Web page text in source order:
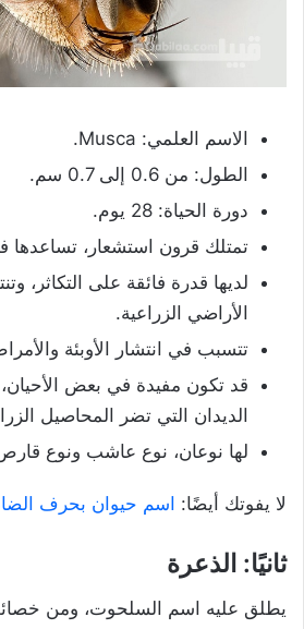
الاسم العلمي: Musca.
الطول: من 0.6 إلى 0.7 سم.
دورة الحياة: 28 يوم.
تمتلك قرون استشعار، تساعدها
لديها قدرة فائقة على التكاثر،
الأراضي الزراعية.
تتسبب في انتشار الأوبئة
قد تكون مفيدة في بعض الأحيان،
الديدان التي تضر المحاصيل
لها نوعان، نوع عاشب ونوع
لا يفوتك أيضًا: اسم حيوان بحرف
ثانيًا: الذعرة
يطلق عليه اسم السلحوت، ومن